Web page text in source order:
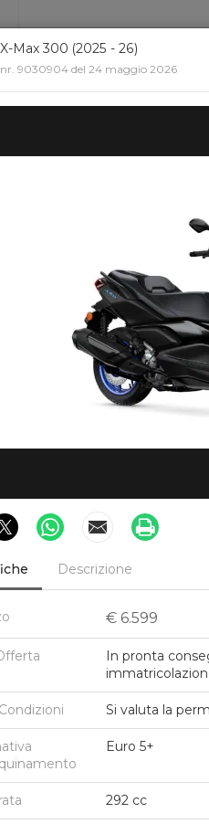
300 (2025 - 26)
cosa ha da offrire l'XMAX
c'è da stupirsi che questo
Pronta Consegna
Max 300 (2025 - 26)
9030904 del 24 maggio 2026
Descrizione
€ 6.599
In pronta
Si valuta la
Euro 5+
292 cc